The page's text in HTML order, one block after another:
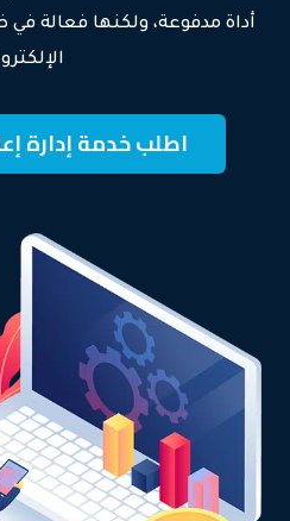
أداة مدفوعة، ولكنها فعالة
اطلب خدمة إدارة